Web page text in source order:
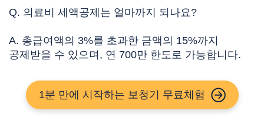
Q. 의료비 세액공제는 얼마까지 되나요?
A. 총급여액의 3%를 초과한 금액의 15%까지
공제받을 수 있으며, 연 700만 한도로 가능합니다.
1분 만에 시작하는 보청기 무료체험